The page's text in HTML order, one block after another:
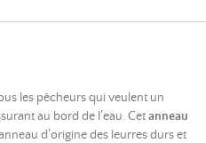
les pêcheurs qui veulent un
au bord de l’eau. Cetanneau
d’origine des leurres durs et